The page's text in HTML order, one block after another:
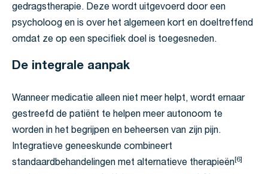
gedragstherapie. Deze wordt uitgevoerd door een
psycholoog en is over het algemeen kort en doeltreffend
omdat ze op een specifiek doel is toegesneden.
De integrale aanpak
Wanneer medicatie alleen niet meer helpt, wordt ernaar
gestreefd de patiënt te helpen meer autonoom te
worden in het begrijpen en beheersen van zijn pijn.
Integratieve geneeskunde combineert
standaardbehandelingen met alternatieve therapieën[6]